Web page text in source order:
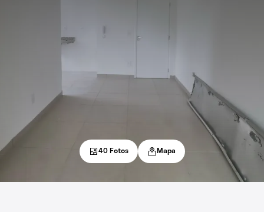
40 Fotos Mapa